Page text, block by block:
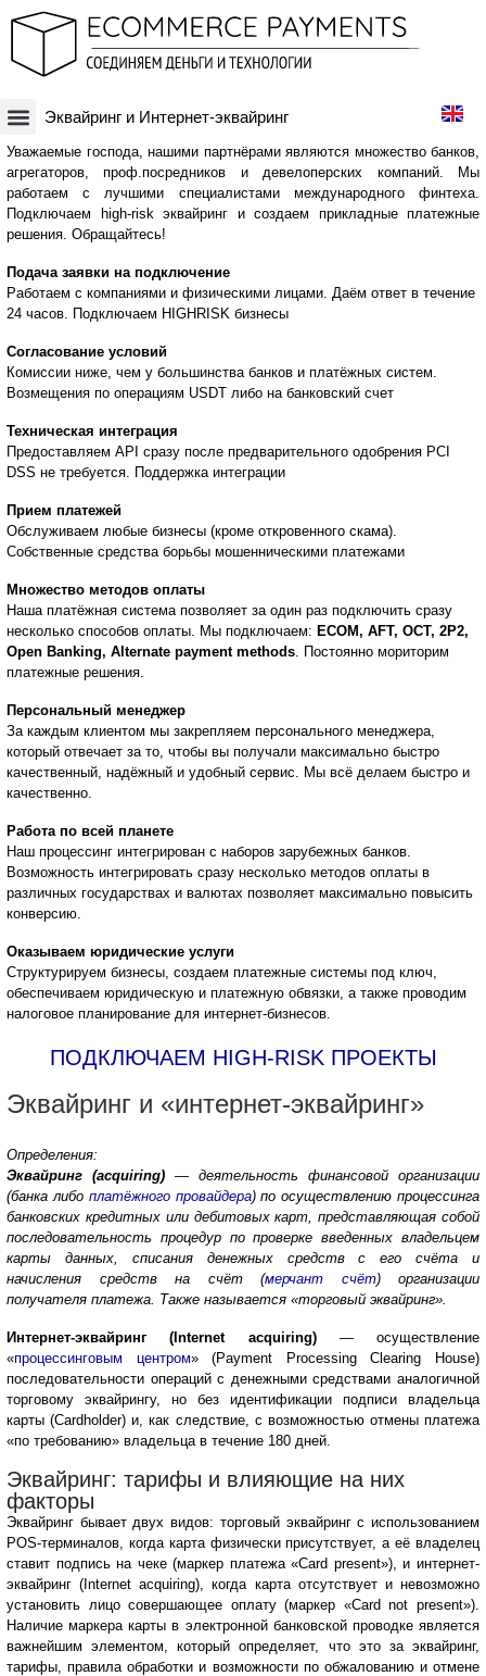
Эквайринг и Интернет-эквайринг
Уважаемые господа, нашими партнёрами являются множество банков,
агрегаторов, проф.посредников и девелоперских компаний. Мы
работаем с лучшими специалистами международного финтеха.
Подключаем high-risk эквайринг и создаем прикладные платежные
решения. Обращайтесь!
Подача заявки на подключение
Работаем с компаниями и физическими лицами. Даём ответ в течение
24 часов. Подключаем HIGHRISK бизнесы
Согласование условий
Комиссии ниже, чем у большинства банков и платёжных систем.
Возмещения по операциям USDT либо на банковский счет
Техническая интеграция
Предоставляем API сразу после предварительного одобрения PCI
DSS не требуется. Поддержка интеграции
Прием платежей
Обслуживаем любые бизнесы (кроме откровенного скама).
Собственные средства борьбы мошенническими платежами
Множество методов оплаты
Наша платёжная система позволяет за один раз подключить сразу
несколько способов оплаты. Мы подключаем: ECOM, AFT, OCT, 2P2,
Open Banking, Alternate payment methods. Постоянно мориторим
платежные решения.
Персональный менеджер
За каждым клиентом мы закрепляем персонального менеджера,
который отвечает за то, чтобы вы получали максимально быстро
качественный, надёжный и удобный сервис. Мы всё делаем быстро и
качественно.
Работа по всей планете
Наш процессинг интегрирован с наборов зарубежных банков.
Возможность интегрировать сразу несколько методов оплаты в
различных государствах и валютах позволяет максимально повысить
конверсию.
Оказываем юридические услуги
Структурируем бизнесы, создаем платежные системы под ключ,
обеспечиваем юридическую и платежную обвязки, а также проводим
налоговое планирование для интернет-бизнесов.
ПОДКЛЮЧАЕМ HIGH-RISK ПРОЕКТЫ
Эквайринг и «интернет-эквайринг»
Определения:
Эквайринг (acquiring) — деятельность финансовой организации
(банка либо платёжного провайдера) по осуществлению процессинга
банковских кредитных или дебитовых карт, представляющая собой
последовательность процедур по проверке введенных владельцем
карты данных, списания денежных средств с его счёта и
начисления средств на счёт (мерчант счёт) организации
получателя платежа. Также называется «торговый эквайринг».
Интернет-эквайринг (Internet acquiring)— осуществление
«процессинговым центром» (Payment Processing Clearing House)
последовательности операций с денежными средствами аналогичной
торговому эквайрингу, но без идентификации подписи владельца
карты (Cardholder) и, как следствие, с возможностью отмены платежа
«по требованию» владельца в течение 180 дней.
Эквайринг: тарифы и влияющие на них
факторы
Эквайринг бывает двух видов: торговый эквайринг с использованием
POS-терминалов, когда карта физически присутствует, а её владелец
ставит подпись на чеке (маркер платежа «Card present»), и интернет-
эквайринг (Internet acquiring), когда карта отсутствует и невозможно
установить лицо совершающее оплату (маркер «Card not present»).
Наличие маркера карты в электронной банковской проводке является
важнейшим элементом, который определяет, что это за эквайринг,
тарифы, правила обработки и возможности по обжалованию и отмене